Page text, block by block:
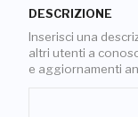
DESCRIZIONE
Inserisci una
altri utenti a
e aggiornamenti